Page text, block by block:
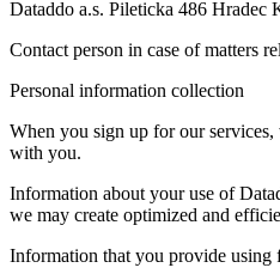
Dataddo a.s. Pileticka 486
Contact person in case of matters
Personal information collection
When you sign up for our
with you.
Information about your use of
we may create optimized and
Information that you provide using